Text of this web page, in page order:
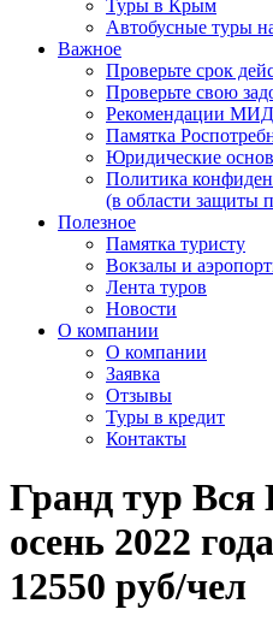
Туры в Крым
Автобусные туры
Важное
Проверьте срок
Проверьте свою
Рекомендации
Памятка
Юридические
Политика
(в области защиты
Полезное
Памятка туристу
Вокзалы и
Лента туров
Новости
О компании
О компании
Заявка
Отзывы
Туры в кредит
Контакты
Гранд тур Вся
осень 2022
12550 руб/чел